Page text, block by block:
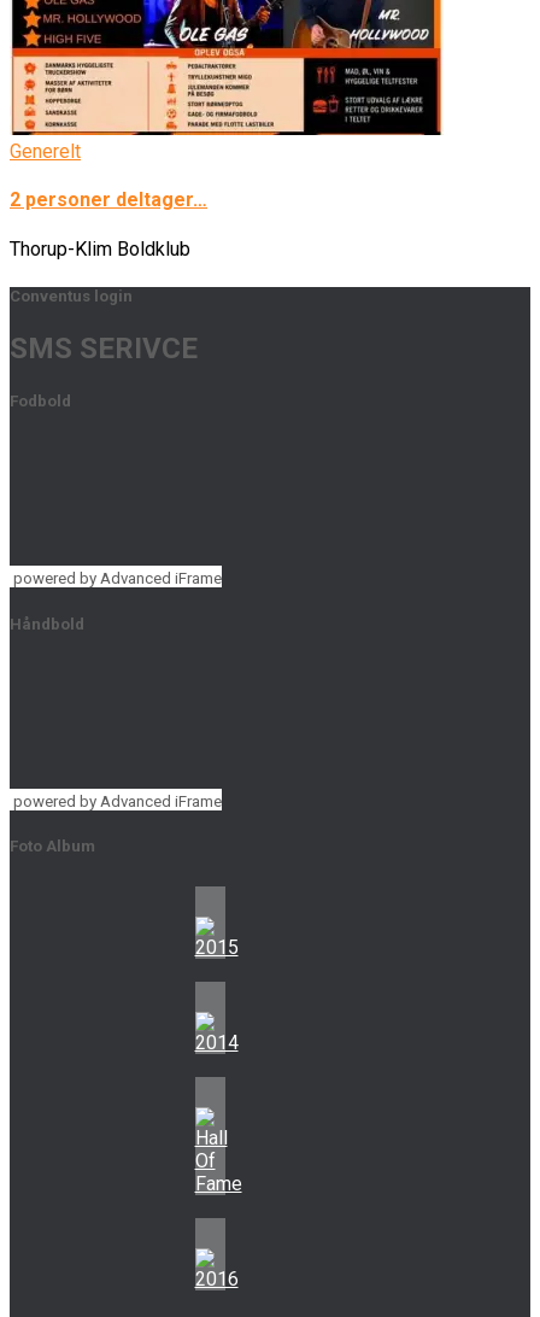
Generelt
2 personer deltager…
Thorup-Klim Boldklub
Conventus login
SMS SERIVCE
Fodbold
powered by Advanced iFrame
Håndbold
powered by Advanced iFrame
Foto Album